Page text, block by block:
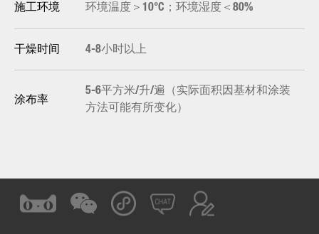
施工环境 环境温度＞10°C；环境湿度＜80%
干燥时间 4-8小时以上
涂布率
5-6平方米/升/遍（实际面积因基材和涂装
方法可能有所变化）